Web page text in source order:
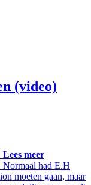
(video)
Lees meer
Normaal had E.H
moeten gaan, maar